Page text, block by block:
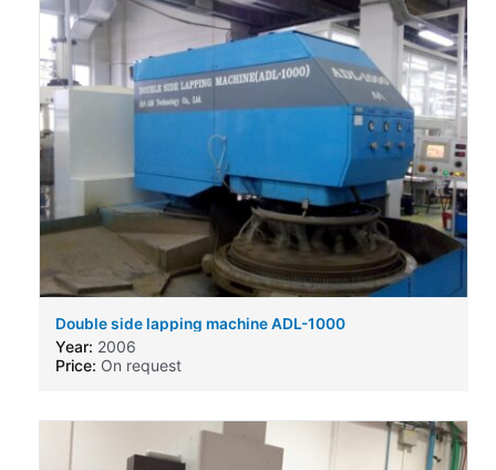
Double side lapping machine ADL-1000
Year: 2006
Price: On request